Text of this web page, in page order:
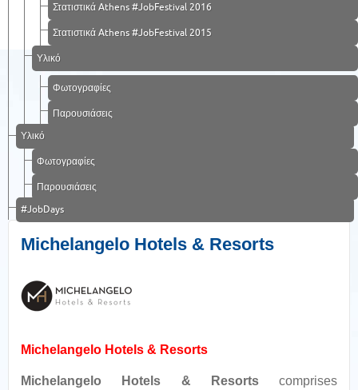
Στατιστικά Athens #JobFestival 2016
Στατιστικά Athens #JobFestival 2015
Υλικό
Φωτογραφίες
Παρουσιάσεις
Υλικό
Φωτογραφίες
Παρουσιάσεις
#JobDays
Michelangelo Hotels & Resorts
Michelangelo Hotels & Resorts
Michelangelo Hotels & Resortscomprises